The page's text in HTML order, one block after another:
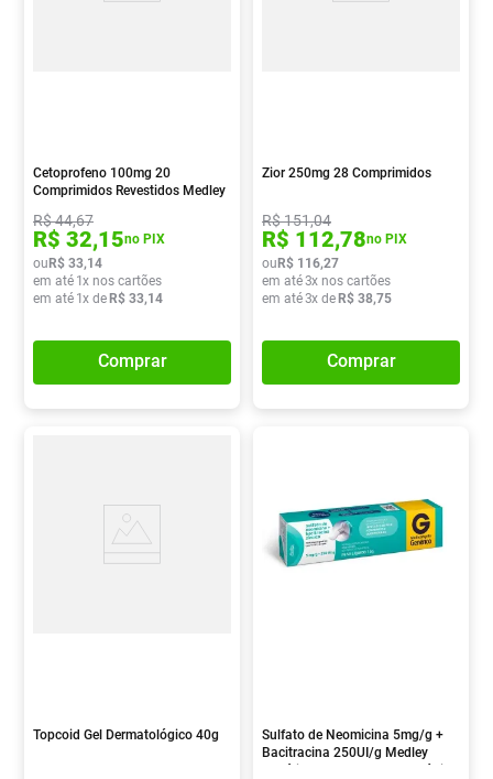
Cetoprofeno 100mg 20
Comprimidos Revestidos Medley
R$44,67
R$ 32,15no PIX
ouR$ 33,14
em até 1x nos cartões
em até 1x deR$ 33,14
Comprar
Zior 250mg 28 Comprimidos
R$151,04
R$ 112,78no PIX
ouR$ 116,27
em até3x nos cartões
em até3x deR$ 38,75
Comprar
Topcoid Gel Dermatológico 40g
Sulfato de Neomicina 5mg/g +
Bacitracina 250UI/g Medley
Genérico Pomada Dermatológica